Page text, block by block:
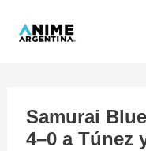
Samurai
4–0 a Túnez